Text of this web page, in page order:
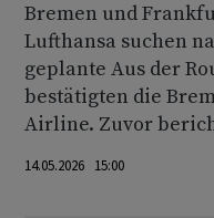
Bremen und
Lufthansa suchen
geplante Aus der
bestätigten die
Airline. Zuvor
14.05.2026 15:00